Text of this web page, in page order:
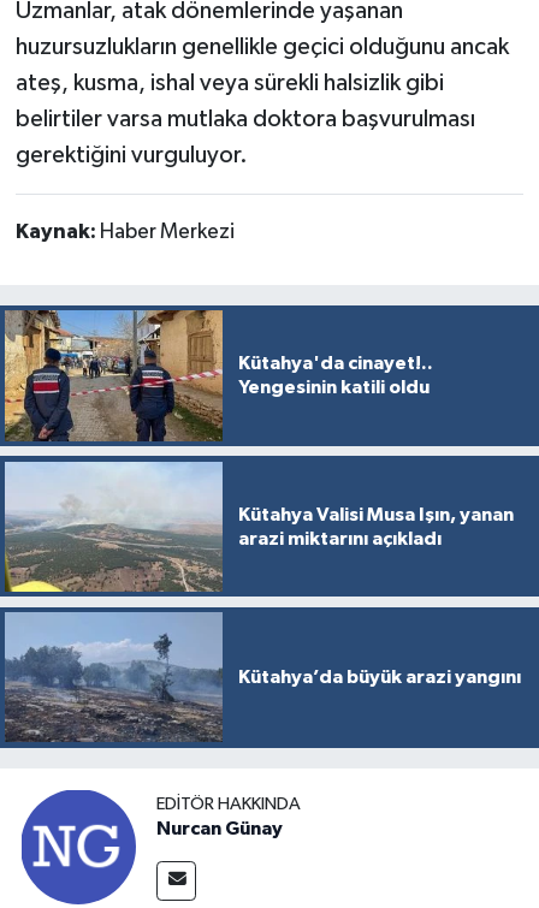
Uzmanlar, atak dönemlerinde yaşanan
huzursuzlukların genellikle geçici olduğunu ancak
ateş, kusma, ishal veya sürekli halsizlik gibi
belirtiler varsa mutlaka doktora başvurulması
gerektiğini vurguluyor.
Kaynak: Haber Merkezi
Kütahya'da cinayet!..
Yengesinin katili oldu
Kütahya Valisi Musa Işın, yanan
arazi miktarını açıkladı
Kütahya’da büyük arazi yangını
EDITÖR HAKKINDA
Nurcan Günay